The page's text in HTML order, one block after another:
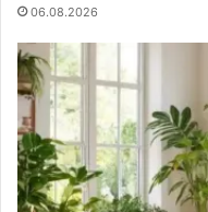
06.08.2026